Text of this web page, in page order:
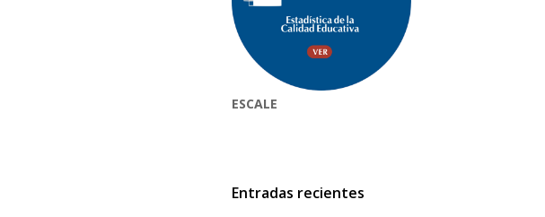
ESCALE
Entradas recientes